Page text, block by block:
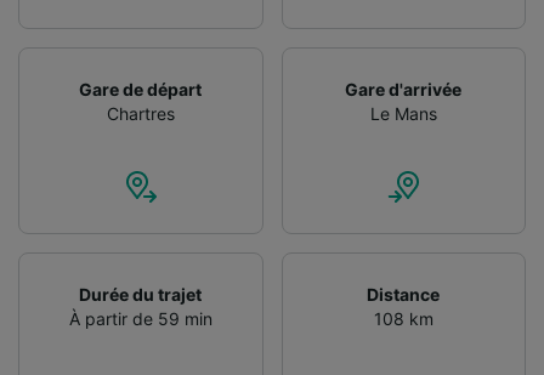
Gare de départ
Chartres
Gare d'arrivée
Le Mans
Durée du trajet
À partir de 59 min
Distance
108 km